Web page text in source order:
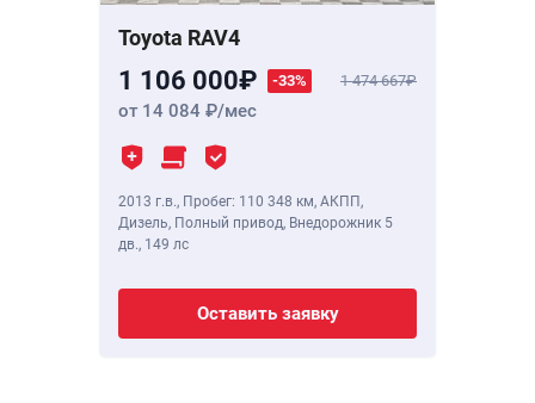
Toyota RAV4
1 106 000 -33% 1 474 667
от 14 084 /мес
2013 г.в., Пробег: 110 348 км, АКПП,
Дизель, Полный привод, Внедорожник 5
дв., 149 лс
Оставить заявку